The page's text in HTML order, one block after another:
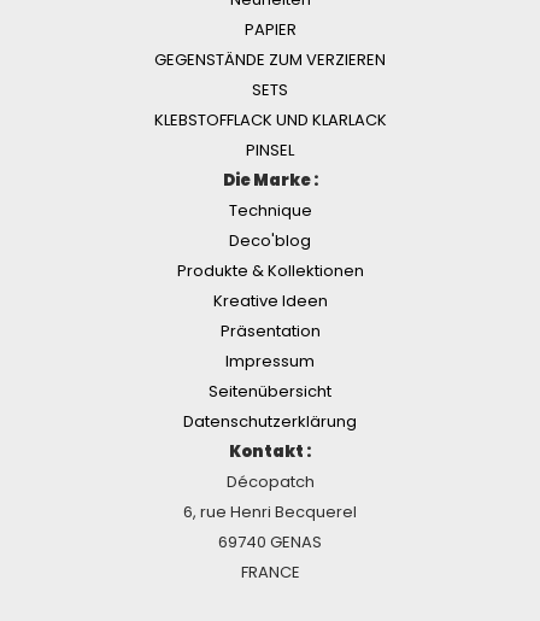
PAPIER
GEGENSTÄNDE ZUM VERZIEREN
SETS
KLEBSTOFFLACK UND KLARLACK
PINSEL
Die Marke :
Technique
Deco'blog
Produkte & Kollektionen
Kreative Ideen
Präsentation
Impressum
Seitenübersicht
Datenschutzerklärung
Kontakt :
Décopatch
6, rue Henri Becquerel
69740 GENAS
FRANCE